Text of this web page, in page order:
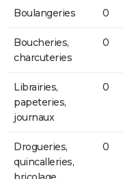
Boulangeries 0
Boucheries,
charcuteries
0
Librairies,
papeteries,
journaux
0
Drogueries,
quincalleries,
0